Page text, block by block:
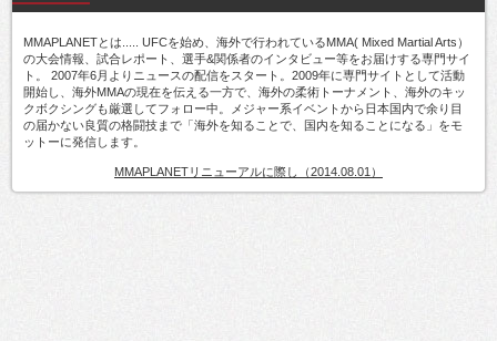
MMAPLANETとは..... UFCを始め、海外で行われているMMA( Mixed Martial Arts）
の大会情報、試合レポート、選手&関係者のインタビュー等をお届けする専門サイ
ト。 2007年6月よりニュースの配信をスタート。2009年に専門サイトとして活動
開始し、海外MMAの現在を伝える一方で、海外の柔術トーナメント、海外のキッ
クボクシングも厳選してフォロー中。メジャー系イベントから日本国内で余り目
の届かない良質の格闘技まで「海外を知ることで、国内を知ることになる」をモ
ットーに発信します。
MMAPLANETリニューアルに際し（2014.08.01）